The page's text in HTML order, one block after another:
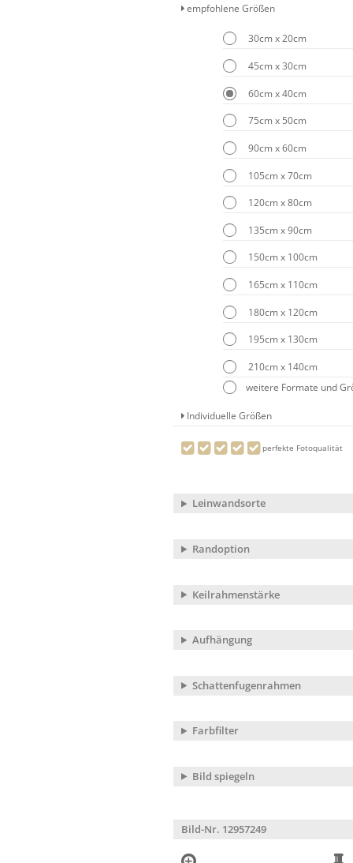
empfohlene Größen
30cm x 20cm
45cm x 30cm
60cm x 40cm
75cm x 50cm
90cm x 60cm
105cm x 70cm
120cm x 80cm
135cm x 90cm
150cm x 100cm
165cm x 110cm
180cm x 120cm
195cm x 130cm
210cm x 140cm
weitere Formate und
Individuelle Größen
perfekte Fotoqualität
Leinwandsorte
Randoption
Keilrahmenstärke
Aufhängung
Schattenfugenrahmen
Farbfilter
Bild spiegeln
Bild-Nr. 12957249